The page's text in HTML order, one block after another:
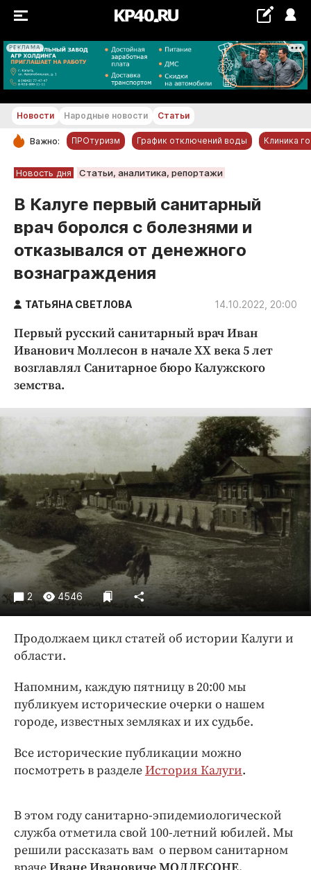
РЕКЛАМА
+18...+19 °С
РУБРИКИ
Новости компаний
Статьи
Народные новости
Авто и транспорт
Благоустройство
Культура
Недвижимость и ЖКХ
Образование
Погода
Праздники
Происшествия
Спорт
Экономика и бизнес
ПРОЕКТЫ
Блоги
Издания
Медиаперсона
Клиника года
Работодатель года
Новости Народные новости Статьи
Важно: ПРОтуризм График отключений воды Клиника
Новость дня Статьи, аналитика, репортажи
В Калуге первый санитарный
врач боролся с болезнями и
отказывался от денежного
вознаграждения
ТАТЬЯНА СВЕТЛОВА 14.10.2022, 20:00
Первый русский санитарный врач Иван
Иванович Моллесон в начале ХХ века 5 лет
возглавлял Санитарное бюро Калужского
земства.
2 4546
Продолжаем цикл статей об истории Калуги и
области.
Напомним, каждую пятницу в 20:00 мы
публикуем исторические очерки о нашем
городе, известных земляках и их судьбе.
Все исторические публикации можно
посмотреть в разделеИстория Калуги.
В этом году санитарно-эпидемиологической
служба отметила свой 100-летний юбилей. Мы
решили рассказать вам о первом санитарном